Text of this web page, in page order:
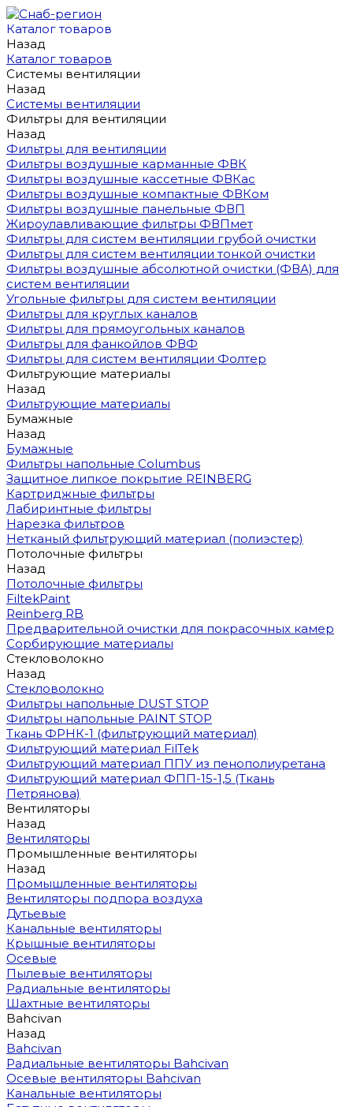
Каталог товаров
Назад
Каталог товаров
Системы вентиляции
Назад
Системы вентиляции
Фильтры для вентиляции
Назад
Фильтры для вентиляции
Фильтры воздушные карманные ФВК
Фильтры воздушные кассетные ФВКас
Фильтры воздушные компактные ФВКом
Фильтры воздушные панельные ФВП
Жироулавливающие фильтры ФВПмет
Фильтры для систем вентиляции грубой очистки
Фильтры для систем вентиляции тонкой очистки
Фильтры воздушные абсолютной очистки (ФВА) для
систем вентиляции
Угольные фильтры для систем вентиляции
Фильтры для круглых каналов
Фильтры для прямоугольных каналов
Фильтры для фанкойлов ФВФ
Фильтры для систем вентиляции Фолтер
Фильтрующие материалы
Назад
Фильтрующие материалы
Бумажные
Назад
Бумажные
Фильтры напольные Columbus
Защитное липкое покрытие REINBERG
Картриджные фильтры
Лабиринтные фильтры
Нарезка фильтров
Нетканый фильтрующий материал (полиэстер)
Потолочные фильтры
Назад
Потолочные фильтры
FiltekPaint
Reinberg RB
Предварительной очистки для покрасочных камер
Сорбирующие материалы
Стекловолокно
Назад
Стекловолокно
Фильтры напольные DUST STOP
Фильтры напольные PAINT STOP
Ткань ФРНК-1 (фильтрующий материал)
Фильтрующий материал FilTek
Фильтрующий материал ППУ из пенополиуретана
Фильтрующий материал ФПП-15-1,5 (Ткань
Петрянова)
Вентиляторы
Назад
Вентиляторы
Промышленные вентиляторы
Назад
Промышленные вентиляторы
Вентиляторы подпора воздуха
Дутьевые
Канальные вентиляторы
Крышные вентиляторы
Осевые
Пылевые вентиляторы
Радиальные вентиляторы
Шахтные вентиляторы
Bahcivan
Назад
Bahcivan
Радиальные вентиляторы Bahcivan
Осевые вентиляторы Bahcivan
Канальные вентиляторы